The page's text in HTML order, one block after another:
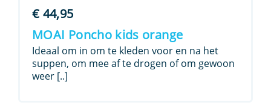
€44,95
MOAI Poncho kids orange
Ideaal om in om te kleden voor en na het
suppen, om mee af te drogen of om gewoon
weer [..]